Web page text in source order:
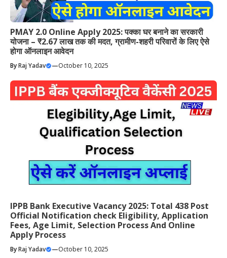
PMAY 2.0 Online Apply 2025: पक्का घर बनाने का सरकारी
योजना – ₹2.67 लाख तक की मदत, ग्रामीण-शहरी परिवारों के लिए ऐसे
होगा ऑनलाइन आवेदन
ByRaj Yadav —October 10, 2025
IPPB Bank Executive Vacancy 2025: Total 438 Post
Official Notification check Eligibility, Application
Fees, Age Limit, Selection Process And Online
Apply Process
ByRaj Yadav —October 10, 2025